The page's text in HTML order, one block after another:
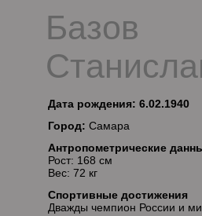
Базов
Дата рождения: 6.02.1940
Город: Самара
Антропометрические
Рост: 168 см
Вес: 72 кг
Спортивные достижения
Дважды чемпион России и